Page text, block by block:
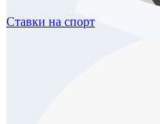
Ставки на спорт